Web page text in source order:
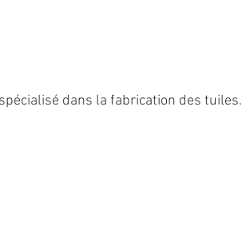
dans la fabrication des tuiles.